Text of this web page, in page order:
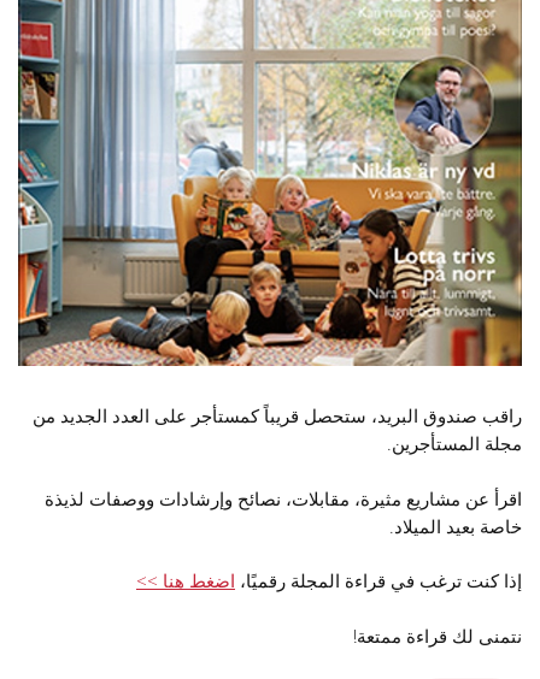
راقب صندوق البريد، ستحصل قريباً كمستأجر على العدد الجديد من
مجلة المستأجرين.
اقرأ عن مشاريع مثيرة، مقابلات، نصائح وإرشادات ووصفات لذيذة
خاصة بعيد الميلاد.
إذا كنت ترغب في قراءة المجلة رقميًا، اضغط هنا >>
نتمنى لك قراءة ممتعة!